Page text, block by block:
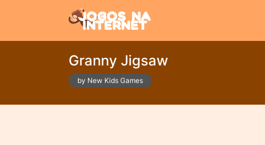
Granny Jigsaw
by New Kids Games